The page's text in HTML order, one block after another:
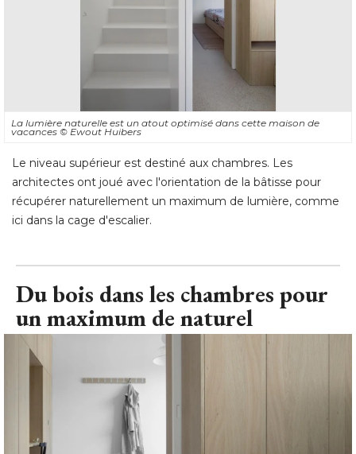
La lumière naturelle est un atout optimisé dans cette maison de
vacances © Ewout Huibers
Le niveau supérieur est destiné aux chambres. Les
architectes ont joué avec l'orientation de la bâtisse pour
récupérer naturellement un maximum de lumière, comme
ici dans la cage d'escalier.
Du bois dans les chambres pour
un maximum de naturel